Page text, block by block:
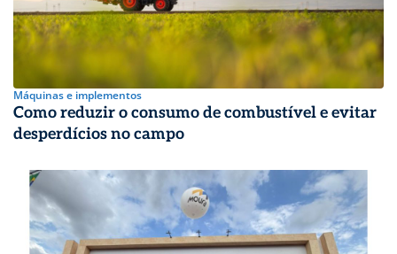
Máquinas e implementos
Como reduzir o consumo de combustível e evitar
desperdícios no campo